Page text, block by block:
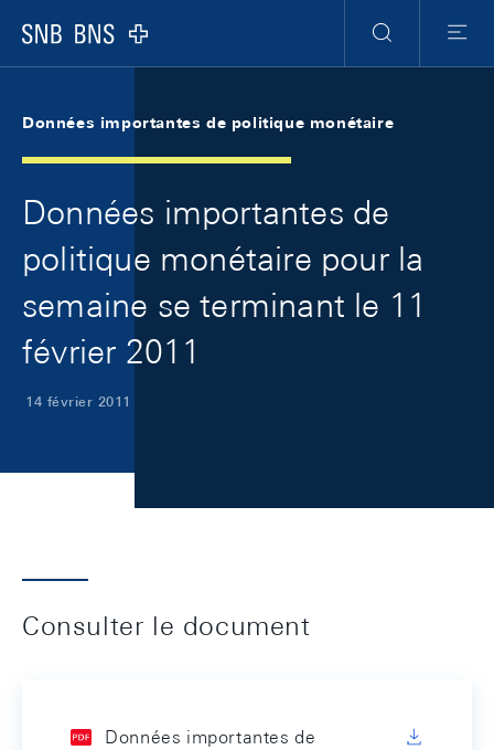
Logo
RechercheMenu
Données importantes de politique monétaire
Données importantes de
politique monétaire pour la
semaine se terminant le 11
février 2011
14 février 2011
Consulter le document
Données importantes de